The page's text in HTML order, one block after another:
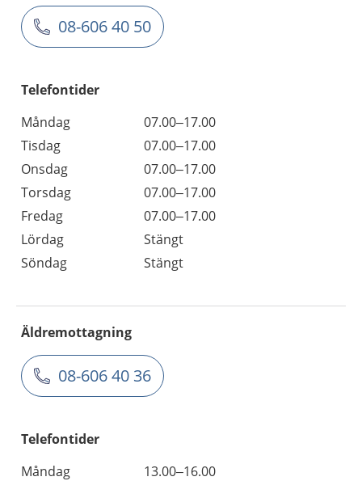
08-606 40 50
Telefontider
Måndag
07.00–17.00
Tisdag
07.00–17.00
Onsdag
07.00–17.00
Torsdag
07.00–17.00
Fredag
07.00–17.00
Lördag
Stängt
Söndag
Stängt
Äldremottagning
08-606 40 36
Telefontider
Måndag
13.00–16.00